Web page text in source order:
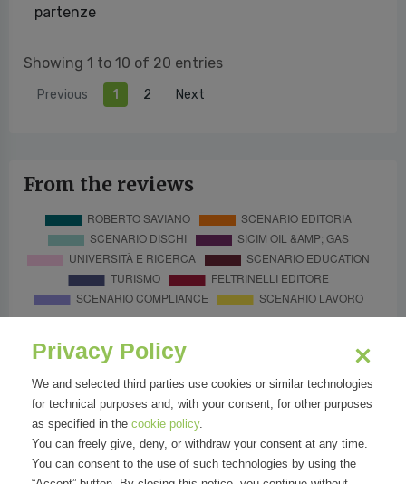
partenze
Showing 1 to 10 of 20 entries
Previous 1 2 Next
From the reviews
Privacy Policy
We and selected third parties use cookies or similar technologies
for technical purposes and, with your consent, for other purposes
as specified in the cookie policy.
You can freely give, deny, or withdraw your consent at any time.
You can consent to the use of such technologies by using the